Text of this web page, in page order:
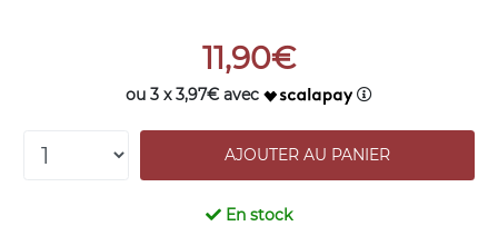
11,90€
ou 3 x 3,97€ avec
En stock